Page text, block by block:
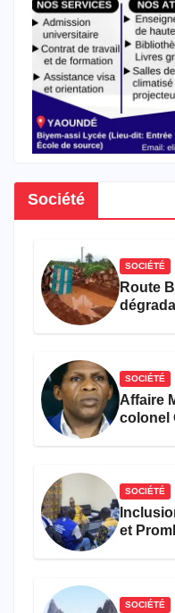
Société
SOCIÉTÉ
Route
SOCIÉTÉ
Affaire
colonel
SOCIÉTÉ
et
SOCIÉTÉ